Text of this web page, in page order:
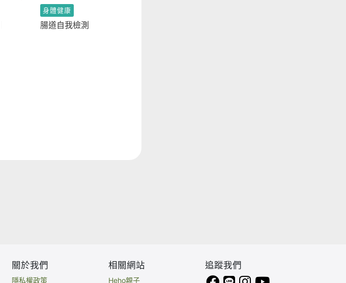
身體健康
腸道自我檢測
關於我們
隱私權政策
相關網站
Heho親子
追蹤我們